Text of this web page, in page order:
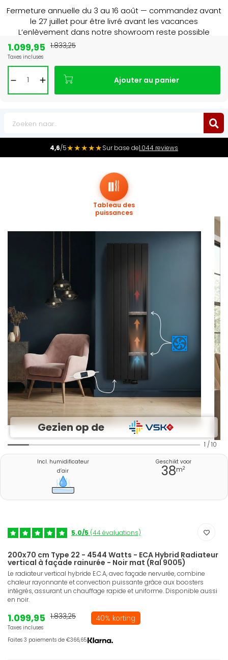
Fermeture annuelle du 3 au 16 août — commandez avant
le 27 juillet pour être livré avant les vacances
L’enlèvement dans notre showroom reste possible
jusqu’au 1er août à 16 h 30.
4,6/5★★★★★Sur base de1.044 reviews
Gezien op de
Tableau des
puissances
1 / 10
Incl. humidificateur
d’air
Geschikt voor
38m2
5.0/5 (44 évaluations)
200x70 cm Type 22 - 4544 Watts - ECA Hybrid Radiateur
vertical à façade rainurée - Noir mat (Ral 9005)
Le radiateur vertical hybride E.C.A, avec façade nervurée, combine
chaleur rayonnante et convection puissante grâce aux boosters
intégrés, assurant un chauffage rapide et uniforme. Disponible aussi
en noir.
1.099,95
Taxes incluses
1.833,25 40% korting
Faites 3 paiements de €366,65.
1.099,95
Taxes incluses
1.833,25
Ajouter au panier